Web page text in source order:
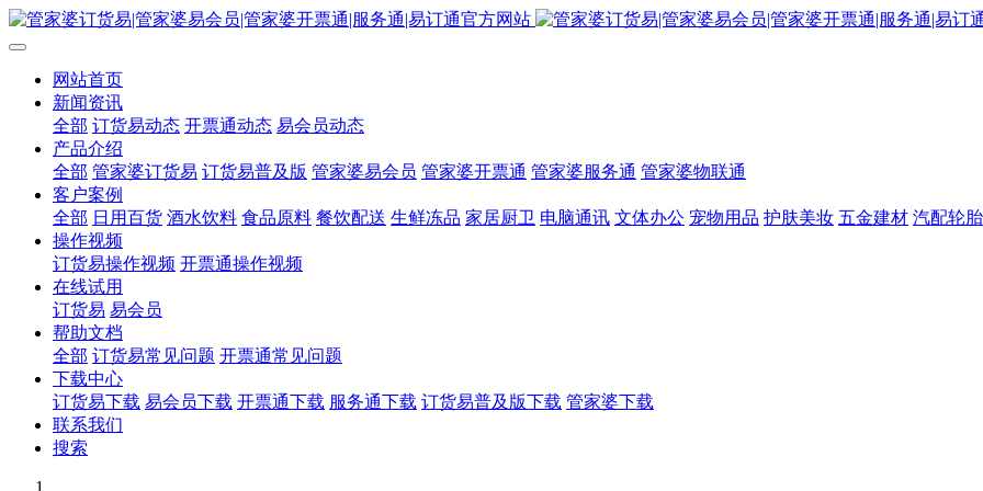
网站首页
新闻资讯
全部 订货易动态 开票通动态 易会员动态
产品介绍
全部 管家婆订货易 订货易普及版 管家婆易会员 管家婆开票通 管家婆服务通 管家婆物联通
客户案例
全部 日用百货 酒水饮料 食品原料 餐饮配送 生鲜冻品 家居厨卫 电脑通讯 文体办公 宠物用品 护肤美妆 五金建材 汽配轮胎
操作视频
订货易操作视频 开票通操作视频
在线试用
订货易 易会员
帮助文档
全部 订货易常见问题 开票通常见问题
下载中心
订货易下载 易会员下载 开票通下载 服务通下载 订货易普及版下载 管家婆下载
联系我们
搜索